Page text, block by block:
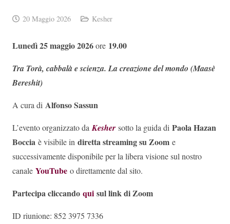
20 Maggio 2026 Kesher
Lunedì 25 maggio 2026ore 19.00
Tra Torà, cabbalà e scienza. La creazione del mondo (Maasè
Bereshit)
A cura di Alfonso Sassun
L’evento organizzato daKesher sotto la guida di Paola Hazan
Boccia è visibile in diretta streaming su Zoom e
successivamente disponibile per la libera visione sul nostro
canale YouTube o direttamente dal sito.
Partecipa cliccando qui sul link di Zoom
ID riunione: 852 3975 7336